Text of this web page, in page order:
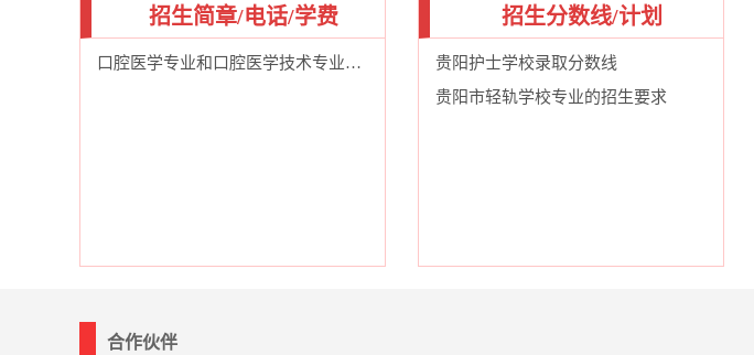
招生简章/电话/学费
口腔医学专业和口腔医学技术专业的区别
招生分数线/计划
贵阳护士学校录取分数线
贵阳市轻轨学校专业的招生要求
合作伙伴